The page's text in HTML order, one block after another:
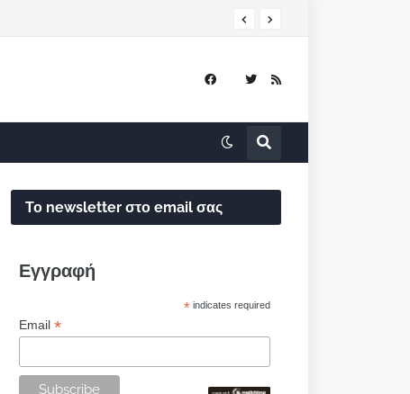
Το newsletter στο email σας
Εγγραφή
* indicates required
Email *